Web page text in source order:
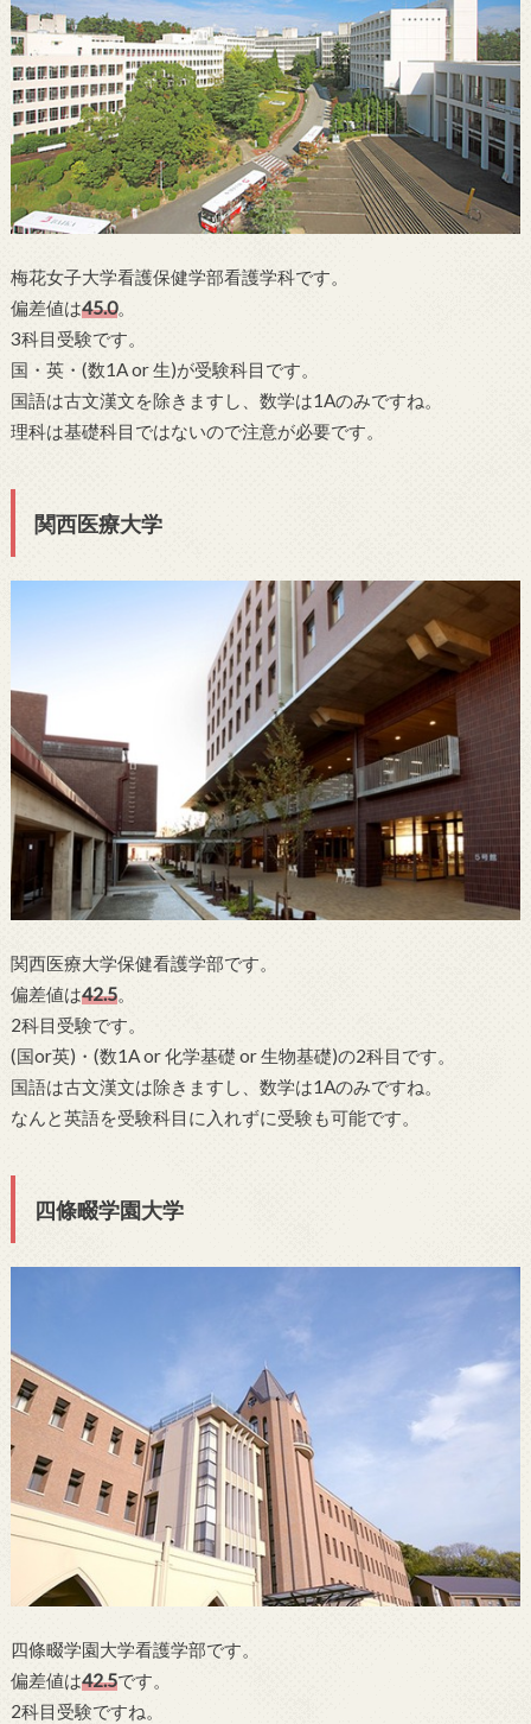
梅花女子大学看護保健学部看護学科です。
偏差値は45.0。
3科目受験です。
国・英・(数1A or 生)が受験科目です。
国語は古文漢文を除きますし、数学は1Aのみですね。
理科は基礎科目ではないので注意が必要です。
関西医療大学
関西医療大学保健看護学部です。
偏差値は42.5。
2科目受験です。
(国or英)・(数1A or 化学基礎 or 生物基礎)の2科目です。
国語は古文漢文は除きますし、数学は1Aのみですね。
なんと英語を受験科目に入れずに受験も可能です。
四條畷学園大学
四條畷学園大学看護学部です。
偏差値は42.5です。
2科目受験ですね。